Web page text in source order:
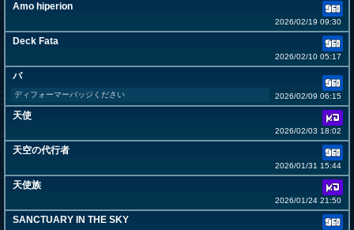
Amo hiperion
2026/02/19 09:30
Deck Fata
2026/02/10 05:17
バ
ディフォーマーバッジください 2026/02/09 06:15
天使
2026/02/03 18:02
天空の代行者
2026/01/31 15:44
天使族
2026/01/24 21:50
SANCTUARY IN THE SKY